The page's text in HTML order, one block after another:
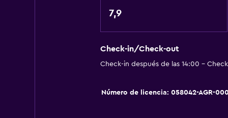
Bañera al aire libre
Baño público
Albornoz
Baño privado
7,9
Check-in/Check-out
Check-in después de las 14:00 -
Número de licencia: 058042-AGR-